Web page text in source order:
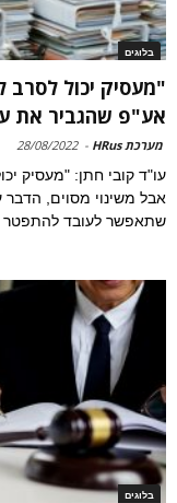
בלוגים
"מעסיק יכול
אע"פ שהגביר את
מערכת HRus -
28/08/2022
עו"ד קובי חתן: "מעסיק
אבל משינוי מסוים,
שתאפשר לעובד להתפטר
בלוגים